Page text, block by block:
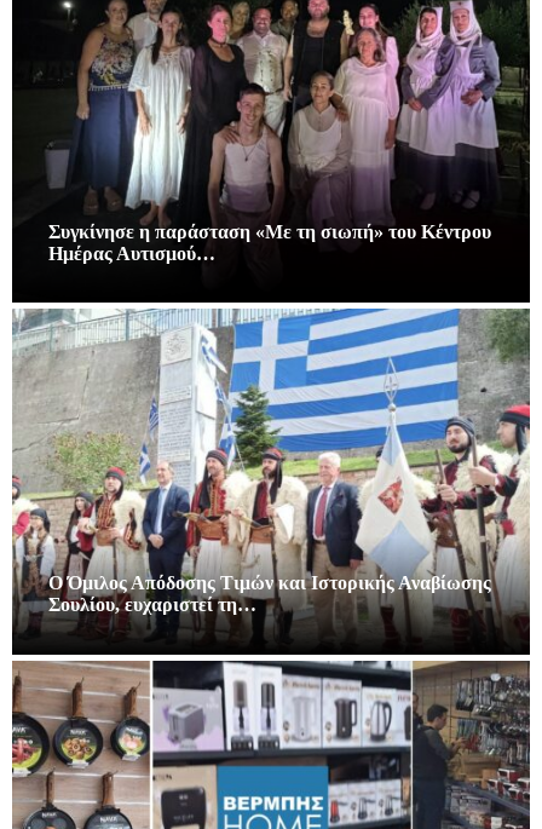
Συγκίνησε η παράσταση «Με τη σιωπή» του Κέντρου
Ημέρας Αυτισμού…
Ο Όμιλος Απόδοσης Τιμών και Ιστορικής Αναβίωσης
Σουλίου, ευχαριστεί τη…